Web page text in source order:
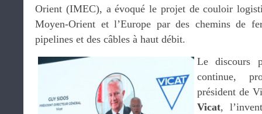
Orient (IMEC), a évoqué le projet de couloir
Moyen-Orient et l’Europe par des chemins de
pipelines et des câbles à haut débit.
Le discours
continue,
président de
Vicat,